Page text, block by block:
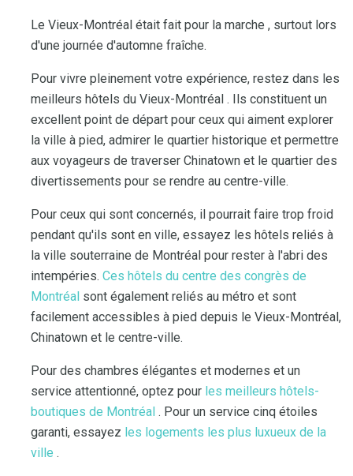
Le Vieux-Montréal était fait pour la marche , surtout lors
d'une journée d'automne fraîche.
Pour vivre pleinement votre expérience, restez dans les
meilleurs hôtels du Vieux-Montréal . Ils constituent un
excellent point de départ pour ceux qui aiment explorer
la ville à pied, admirer le quartier historique et permettre
aux voyageurs de traverser Chinatown et le quartier des
divertissements pour se rendre au centre-ville.
Pour ceux qui sont concernés, il pourrait faire trop froid
pendant qu'ils sont en ville, essayez les hôtels reliés à
la ville souterraine de Montréal pour rester à l'abri des
intempéries. Ces hôtels du centre des congrès de
Montréal sont également reliés au métro et sont
facilement accessibles à pied depuis le Vieux-Montréal,
Chinatown et le centre-ville.
Pour des chambres élégantes et modernes et un
service attentionné, optez pour les meilleurs hôtels-
boutiques de Montréal . Pour un service cinq étoiles
garanti, essayez les logements les plus luxueux de la
ville .